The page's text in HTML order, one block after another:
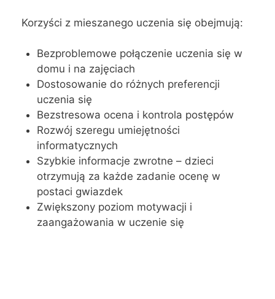
Korzyści z mieszanego uczenia się obejmują:
Bezproblemowe połączenie uczenia się w
domu i na zajęciach
Dostosowanie do różnych preferencji
uczenia się
Bezstresowa ocena i kontrola postępów
Rozwój szeregu umiejętności
informatycznych
Szybkie informacje zwrotne – dzieci
otrzymują za każde zadanie ocenę w
postaci gwiazdek
Zwiększony poziom motywacji i
zaangażowania w uczenie się